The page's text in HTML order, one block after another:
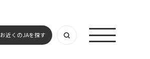
お近くのJAを探す